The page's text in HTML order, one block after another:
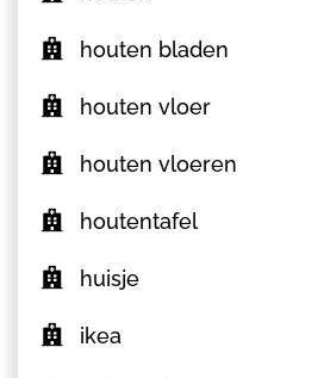
houten bladen
houten vloer
houten vloeren
houtentafel
huisje
ikea